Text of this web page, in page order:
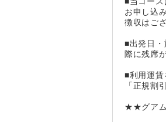
お申し込
徴収はご
■出発日・
際に残席
■利用運賃
「正規割
★★グアム